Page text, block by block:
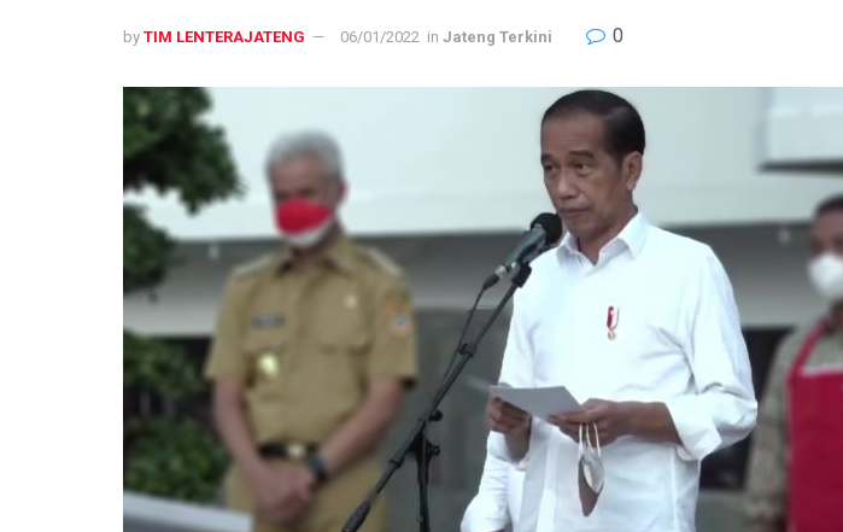
by TIM LENTERAJATENG 06/01/2022 in Jateng Terkini 0